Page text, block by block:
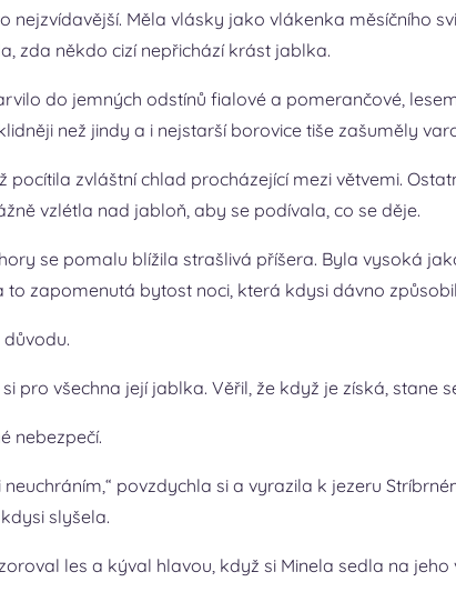
nejzvídavější. Měla vlásky jako vlákenka měsíčního
zda někdo cizí nepřichází krást jablka.
do jemných odstínů fialové a pomerančové,
než jindy a i nejstarší borovice tiše zašuměly
pocítila zvláštní chlad procházející mezi větvemi.
vzlétla nad jabloň, aby se podívala, co se děje.
se pomalu blížila strašlivá příšera. Byla vysoká
zapomenutá bytost noci, která kdysi dávno
pro všechna její jablka. Věřil, že když je získá,
nebezpečí.
povzdychla si a vyrazila k jezeru
slyšela.
les a kýval hlavou, když si Minela sedla na jeho